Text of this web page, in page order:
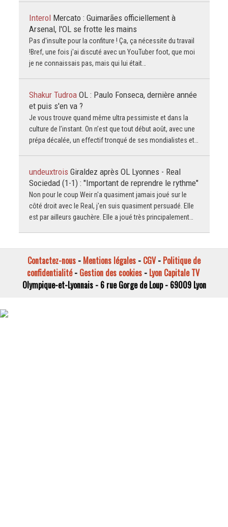
Interol Mercato : Guimarães officiellement à
Arsenal, l'OL se frotte les mains
Pas d'insulte pour la confiture ! Ça, ça nécessite du travail
!Bref, une fois j'ai discuté avec un YouTuber foot, que moi
je ne connaissais pas, mais qui lui était…
Shakur Tudroa OL : Paulo Fonseca, dernière année
et puis s'en va ?
Je vous trouve quand même ultra pessimiste et dans la
culture de l’instant. On n’est que tout début août, avec une
prépa décalée, un effectif tronqué de ses mondialistes et…
undeuxtrois Giraldez après OL Lyonnes - Real
Sociedad (1-1) : "Important de reprendre le rythme"
Non pour le coup Weir n'a quasiment jamais joué sur le
côté droit avec le Real, j'en suis quasiment persuadé. Elle
est par ailleurs gauchère. Elle a joué très principalement…
Contactez-nous - Mentions légales - CGV- Politique de
confidentialité- Gestion des cookies- Lyon Capitale TV
Olympique-et-Lyonnais - 6 rue Gorge de Loup - 69009 Lyon